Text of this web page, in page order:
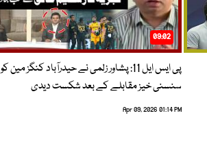
09:02
پی ایس ایل 11: پشاور زلمی نے حیدرآباد کنگز مین کو
سنسنی خیز مقابلے کے بعد شکست دیدی
Apr 09, 2026 01:14 PM